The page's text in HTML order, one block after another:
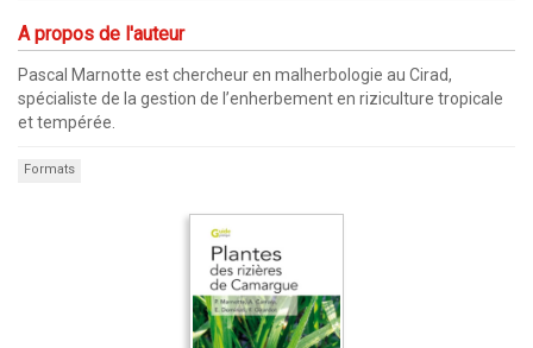
A propos de l'auteur
Pascal Marnotte est chercheur en malherbologie au Cirad,
spécialiste de la gestion de l’enherbement en riziculture tropicale
et tempérée.
Formats